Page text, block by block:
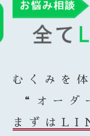
むくみを
“オーダ
まずは